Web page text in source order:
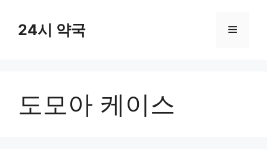
24시 약국 메
도모아 케이스